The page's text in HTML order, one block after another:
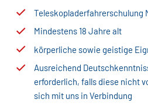
Teleskopladerfahrerschulung
Mindestens 18 Jahre alt
körperliche sowie geistige
Ausreichend
erforderlich, falls diese nicht
sich mit uns in Verbindung